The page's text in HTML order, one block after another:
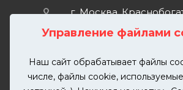
Управление файлами
Наш сайт обрабатывает файлы
числе, файлы cookie,
г. Москва,